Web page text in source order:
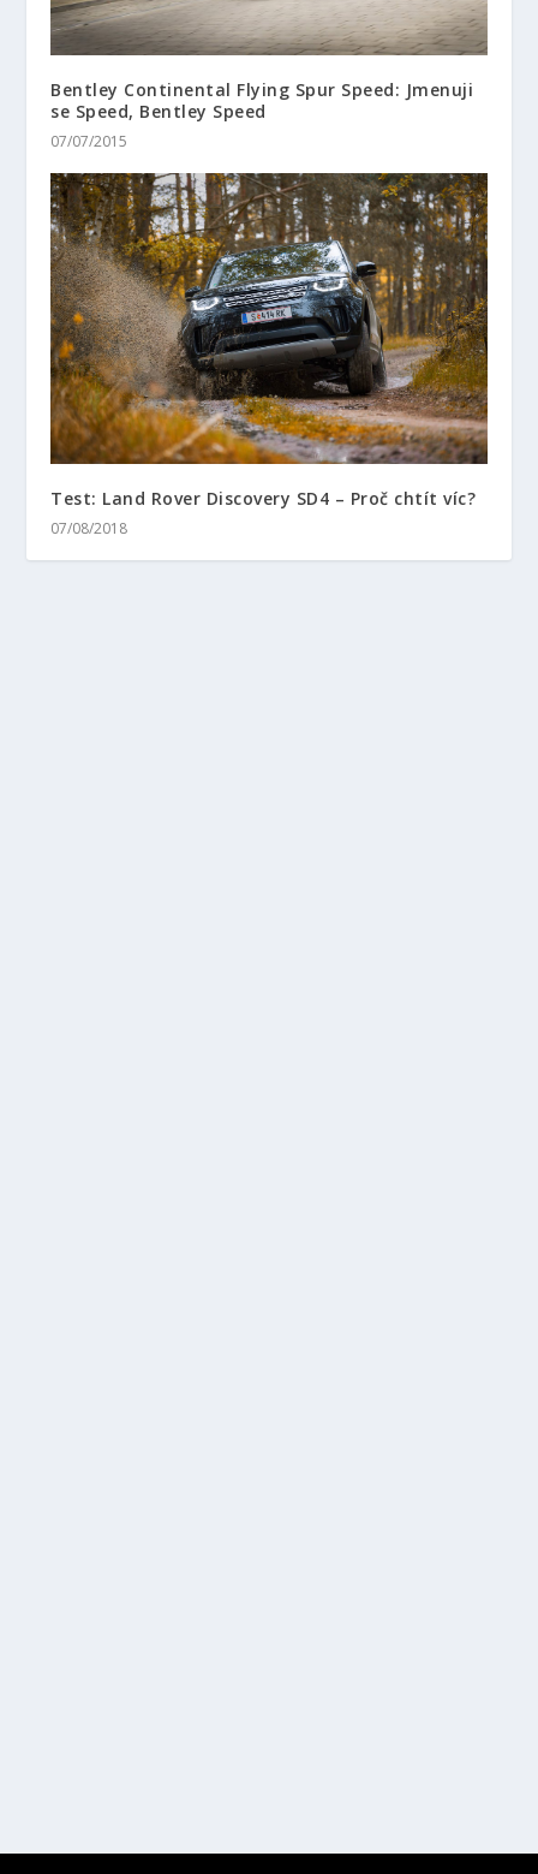
Bentley Continental Flying Spur Speed: Jmenuji
se Speed, Bentley Speed
07/07/2015
Test: Land Rover Discovery SD4 – Proč chtít víc?
07/08/2018